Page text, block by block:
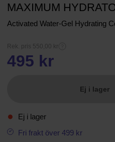
MAXIMUM
Activated Water-Gel Hydrating
Rek. pris 550,00 kr
495 kr
Ej i lager
Ej i lager
Fri frakt över 499 kr